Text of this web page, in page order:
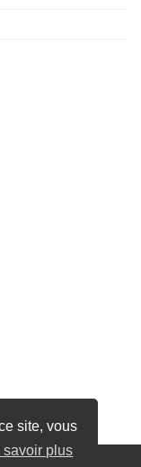
site, vous
savoir plus